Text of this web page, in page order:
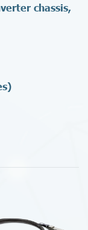
chassis,